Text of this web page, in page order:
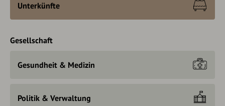
Unterkünfte
Gesellschaft
Gesundheit & Medizin
Politik & Verwaltung